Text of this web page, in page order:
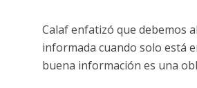
Calaf enfatizó que debemos
informada cuando solo está
buena información es una